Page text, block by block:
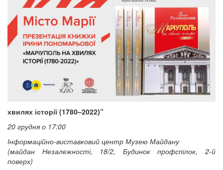
хвилях історії (1780–2022)”
20 грудня о 17:00
Інформаційно-виставковий центр Музею Майдану
(майдан Незалежності, 18/2, Будинок профспілок, 2-й
поверх)